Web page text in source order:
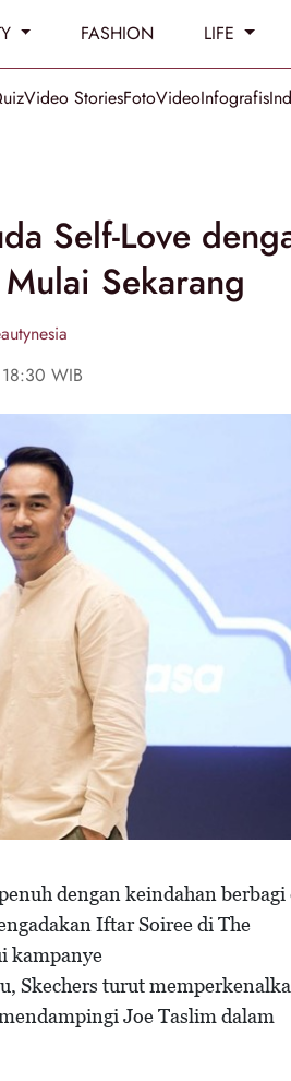
FASHION LIFE
Video StoriesFotoVideoInfografis
Self-Love
Sekarang
WIB
dengan keindahan berbagi
Iftar Soiree di The
kampanye
Skechers turut
Joe Taslim dalam